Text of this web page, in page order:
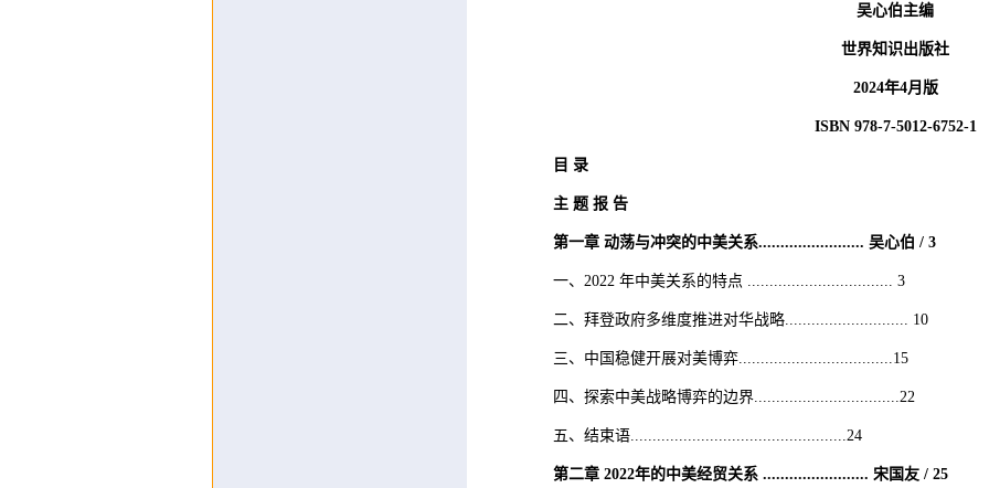
吴心伯主编
世界知识出版社
2024年4月版
ISBN 978-7-5012-6752-1
目 录
主 题 报 告
第一章 动荡与冲突的中美关系........................ 吴心伯 / 3
一、2022 年中美关系的特点 ................................. 3
二、拜登政府多维度推进对华战略............................ 10
三、中国稳健开展对美博弈...................................15
四、探索中美战略博弈的边界.................................22
五、结束语.................................................24
第二章 2022年的中美经贸关系 ........................ 宋国友 / 25